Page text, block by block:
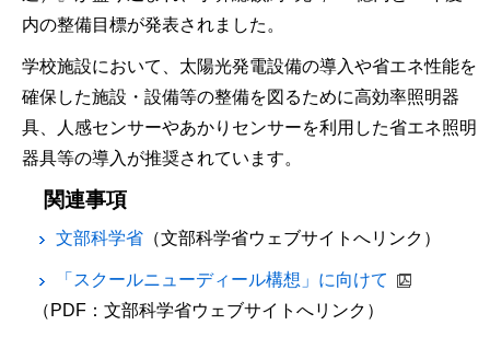
内の整備目標が発表されました。
学校施設において、太陽光発電設備の導入や省エネ性能を
確保した施設・設備等の整備を図るために高効率照明器
具、人感センサーやあかりセンサーを利用した省エネ照明
器具等の導入が推奨されています。
関連事項
文部科学省 （文部科学省ウェブサイトへリンク）
「スクールニューディール構想」に向けて
（PDF：文部科学省ウェブサイトへリンク）